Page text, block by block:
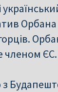
Орбана
членом ЄС.
з